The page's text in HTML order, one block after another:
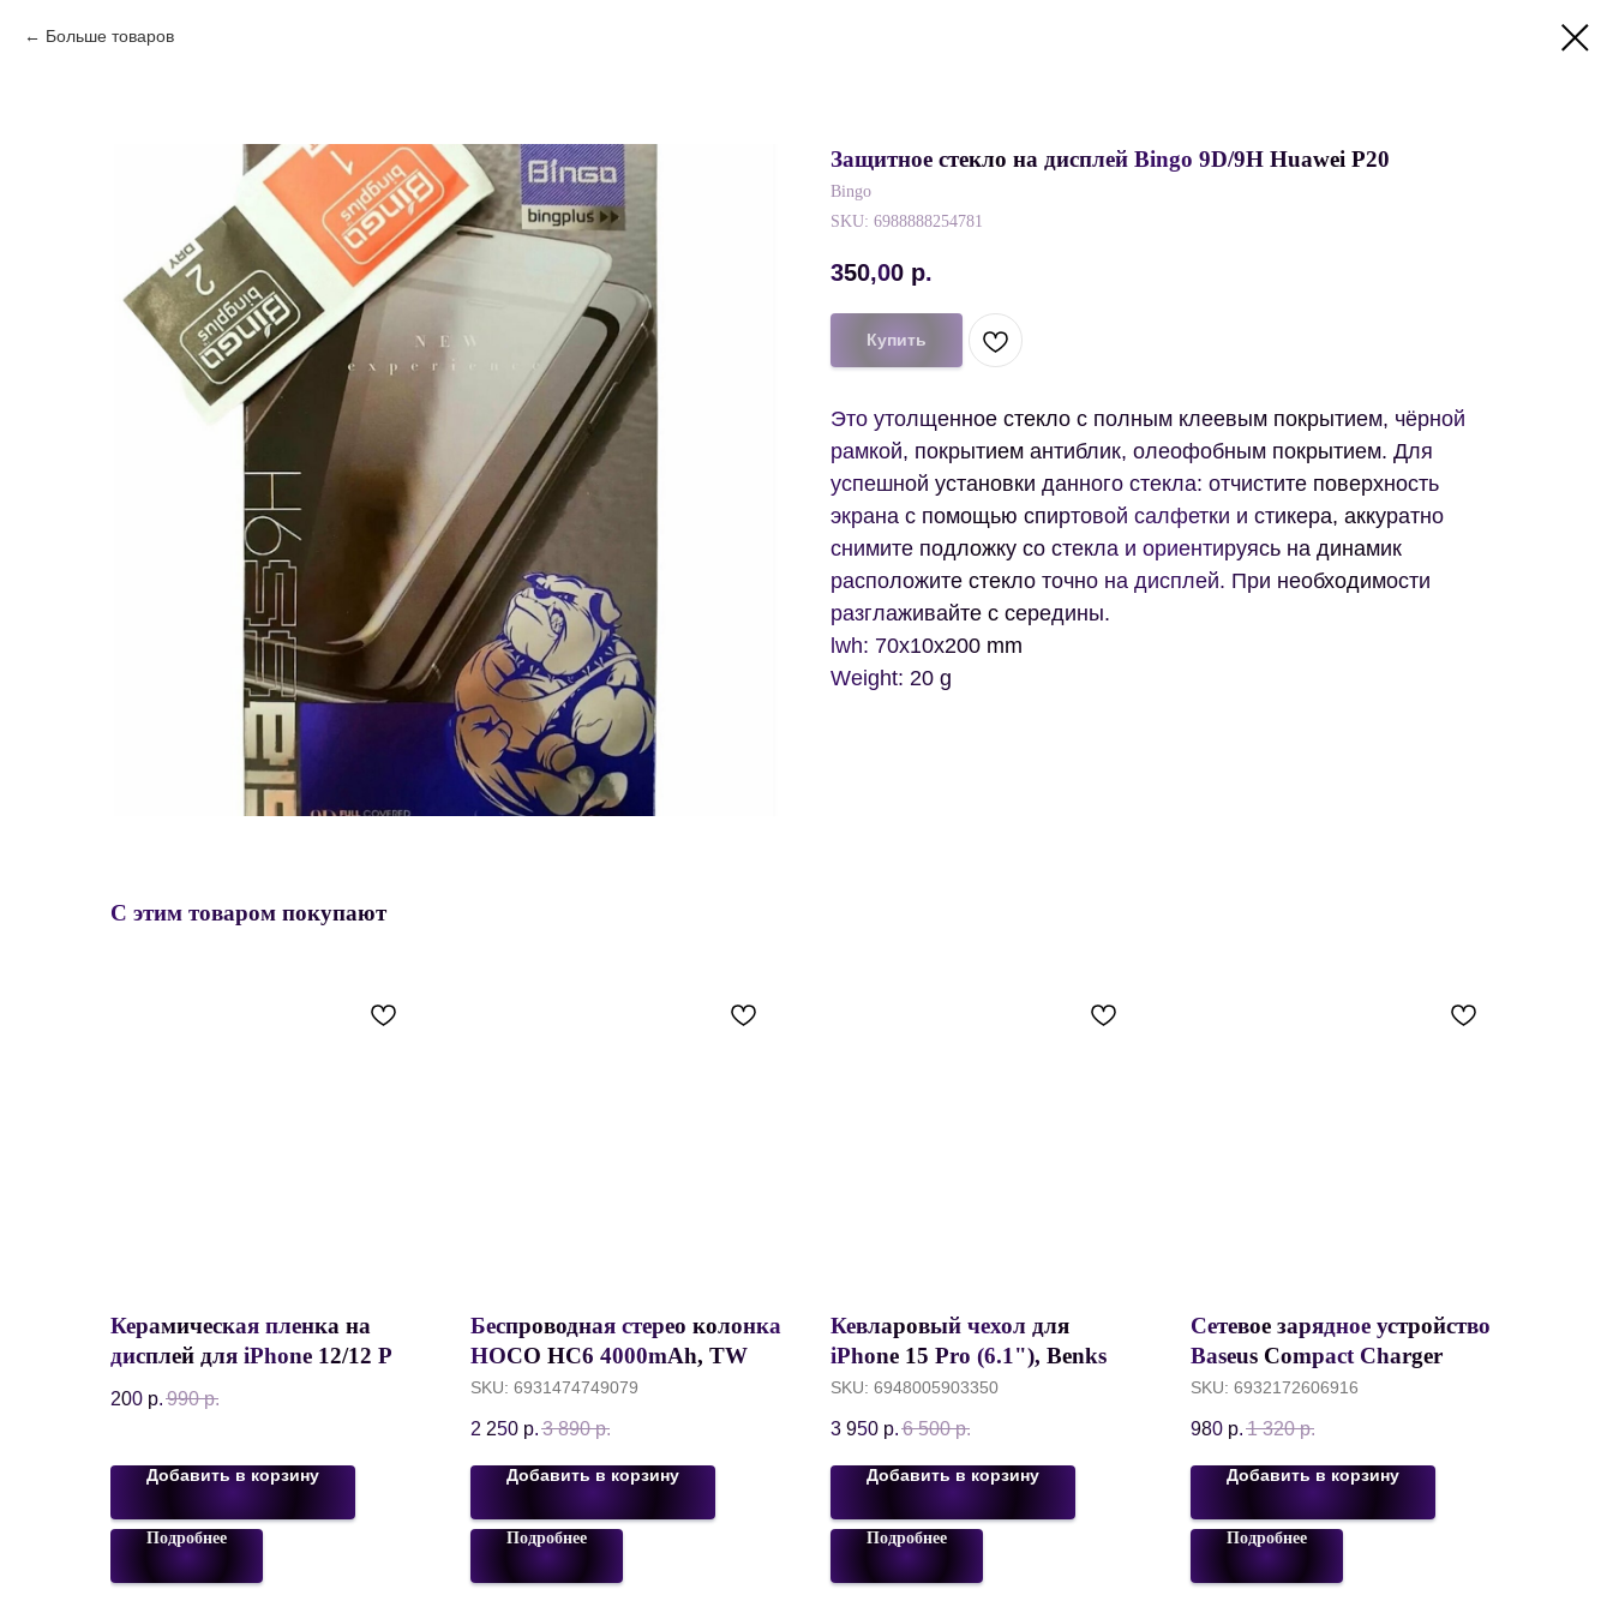
Больше товаров
Защитное стекло на дисплей Bingo 9D/9H Huawei P20
Bingo
SKU: 6988888254781
350,00 р.
Купить
Это утолщенное стекло с полным клеевым покрытием, чёрной
рамкой, покрытием антиблик, олеофобным покрытием. Для
успешной установки данного стекла: отчистите поверхность
экрана с помощью спиртовой салфетки и стикера, аккуратно
снимите подложку со стекла и ориентируясь на динамик
расположите стекло точно на дисплей. При необходимости
разглаживайте с середины.
lwh: 70x10x200 mm
Weight: 20 g
С этим товаром покупают
Керамическая пленка на
дисплей для iPhone 12/12 Pro
6.1", Ceramic Premium Glass
9D/9H, Глянцевая
200 р. 990 р.
Добавить в корзину
Подробнее
Беспроводная стерео колонка
HOCO HC6 4000mAh, TWS,
BT 5.0, U-disk, TF, FM,
Waterproof IPX5, Темно-
Синий
SKU: 6931474749079
2 250 р. 3 890 р.
Добавить в корзину
Подробнее
Кевларовый чехол для
iPhone 15 Pro (6.1"), Benks
Aurora Classic Magnetic, 4
цвета
SKU: 6948005903350
3 950 р. 6 500 р.
Добавить в корзину
Подробнее
Сетевое зарядное устройство
Baseus Compact Charger
2*USB 10.5W, Белый,
CCXJ010202
SKU: 6932172606916
980 р. 1 320 р.
Добавить в корзину
Подробнее